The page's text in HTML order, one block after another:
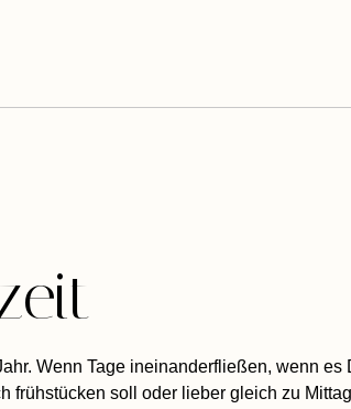
Wenn Tage ineinanderfließen, wenn
frühstücken soll oder lieber gleich zu